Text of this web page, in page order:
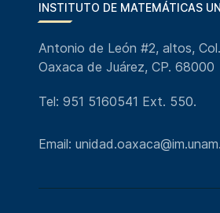
INSTITUTO DE MATEMÁTICAS
Antonio de León #2, altos,
Oaxaca de Juárez, CP. 68000
Tel: 951 5160541 Ext. 550.
Email: